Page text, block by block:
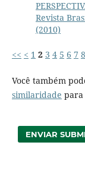
Revista
(2010)
<< < 1 2 3 4 5 6 7 8
Você também
similaridade para
ENVIAR